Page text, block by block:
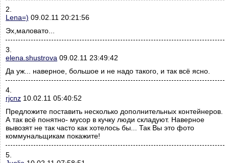
2.
Lena=) 09.02.11 20:21:56
Эх,маловато...
3.
elena.shustrova 09.02.11 23:49:42
Да уж... наверное, большое и не надо такого, и так всё ясно.
4.
rjcnz 10.02.11 05:40:52
Предложите поставить несколько дополнительных контейнеров.
А так всё понятно- мусор в кучку люди складуют. Наверное
вывозят не так часто как хотелось бы... Так Вы это фото
коммунальщикам покажите!
5.